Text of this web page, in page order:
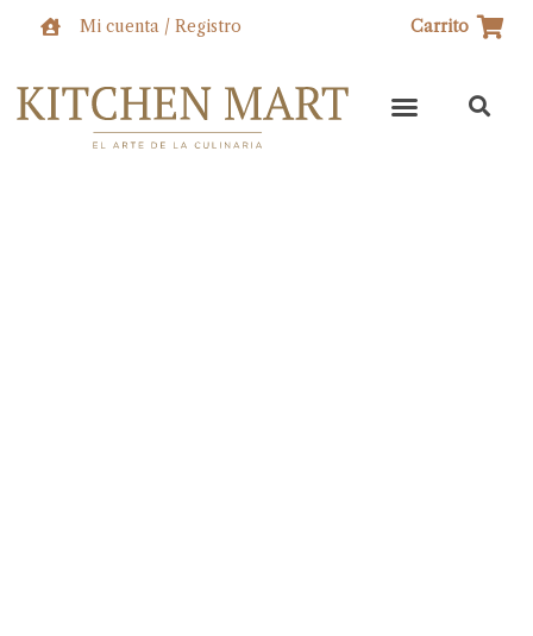
Mi cuenta / Registro Carrito